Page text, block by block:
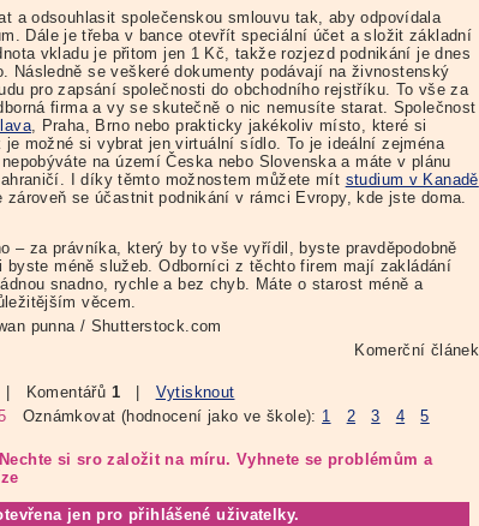
a odsouhlasit společenskou smlouvu tak, aby odpovídala
Dále je třeba v bance otevřít speciální účet a složit základní
vkladu je přitom jen 1 Kč, takže rozjezd podnikání je dnes
Následně se veškeré dokumenty podávají na živnostenský
pro zapsání společnosti do obchodního rejstříku. To vše za
firma a vy se skutečně o nic nemusíte starat. Společnost
, Praha, Brno nebo prakticky jakékoliv místo, které si
možné si vybrat jen virtuální sídlo. To je ideální zejména
na území Česka nebo Slovenska a máte v plánu
I díky těmto možnostem můžete mít studium v Kanadě
zároveň se účastnit podnikání v rámci Evropy, kde jste doma.
– za právníka, který by to vše vyřídil, byste pravděpodobně
méně služeb. Odborníci z těchto firem mají zakládání
snadno, rychle a bez chyb. Máte o starost méně a
věcem.
punna / Shutterstock.com
Komerční článek
| Komentářů 1| Vytisknout
Oznámkovat (hodnocení jako ve škole): 1 2 3 4 5
si sro založit na míru. Vyhnete se problémům a
jen pro přihlášené uživatelky.